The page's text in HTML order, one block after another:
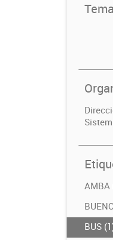
AMBA
BUS